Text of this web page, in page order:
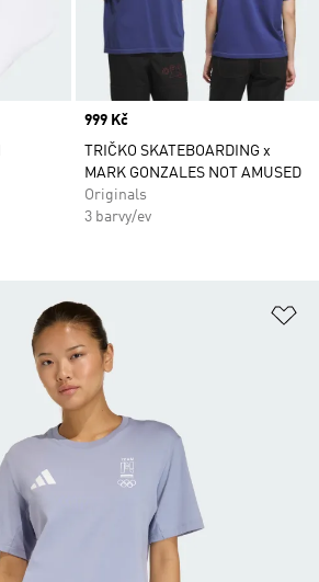
Price
999 Kč
TRIČKO SKATEBOARDING x
MARK GONZALES NOT AMUSED
Originals
3 barvy/ev